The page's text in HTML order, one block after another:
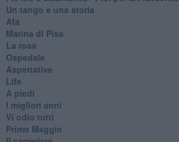
Un tango e una storia
Afa
Marina di Pisa
La rosa
Ospedale
Aspettative
Life
A piedi
I migliori anni
Vi odio tutti
Primo Maggio